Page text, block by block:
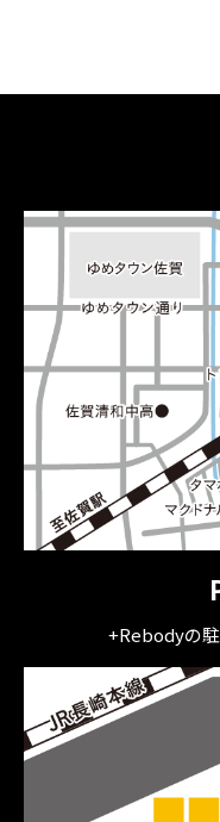
+Rebodyの駐